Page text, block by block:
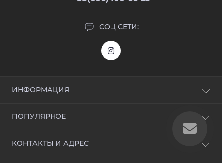
СОЦ СЕТИ:
ИНФОРМАЦИЯ
Отзывы
Возврат товара
ПОПУЛЯРНОЕ
Дверная фурнитура
КОНТАКТЫ И АДРЕС